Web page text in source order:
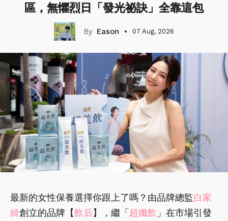
區，無懼烈日「發光祕訣」全靠這包
Eason 07 Aug, 2026
最新的女性保養選擇你跟上了嗎？由品牌總監白家
綺創立的品牌【飲后】，繼「超孅飲 」在市場引發